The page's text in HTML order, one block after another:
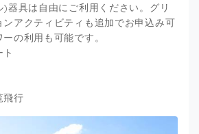
器具は自由にご利用ください。グリ
アクティビティも追加でお申込み可
の利用も可能です。
飛行